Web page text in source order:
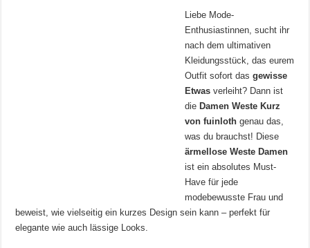
Liebe Mode-
Enthusiastinnen, sucht ihr
nach dem ultimativen
Kleidungsstück, das eurem
Outfit sofort dasgewisse
Etwas verleiht? Dann ist
die Damen Weste Kurz
von fuinloth genau das,
was du brauchst! Diese
ärmellose Weste Damen
ist ein absolutes Must-
Have für jede
modebewusste Frau und
beweist, wie vielseitig ein kurzes Design sein kann – perfekt für
elegante wie auch lässige Looks.